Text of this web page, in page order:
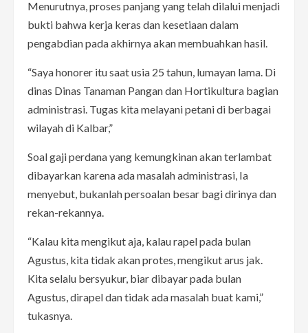
Menurutnya, proses panjang yang telah dilalui menjadi
bukti bahwa kerja keras dan kesetiaan dalam
pengabdian pada akhirnya akan membuahkan hasil.
“Saya honorer itu saat usia 25 tahun, lumayan lama. Di
dinas Dinas Tanaman Pangan dan Hortikultura bagian
administrasi. Tugas kita melayani petani di berbagai
wilayah di Kalbar,”
Soal gaji perdana yang kemungkinan akan terlambat
dibayarkan karena ada masalah administrasi, Ia
menyebut, bukanlah persoalan besar bagi dirinya dan
rekan-rekannya.
“Kalau kita mengikut aja, kalau rapel pada bulan
Agustus, kita tidak akan protes, mengikut arus jak.
Kita selalu bersyukur, biar dibayar pada bulan
Agustus, dirapel dan tidak ada masalah buat kami,”
tukasnya.